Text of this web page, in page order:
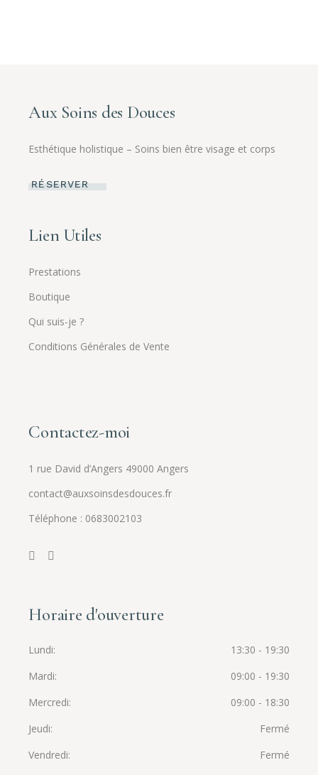
Aux Soins des Douces
Esthétique holistique – Soins bien être visage et corps
RÉSERVER
Lien Utiles
Prestations
Boutique
Qui suis-je ?
Conditions Générales de Vente
Contactez-moi
1 rue David d’Angers 49000 Angers
contact@auxsoinsdesdouces.fr
Téléphone : 0683002103
Horaire d'ouverture
Lundi
13:30 - 19:30
Mardi
09:00 - 19:30
Mercredi
09:00 - 18:30
Jeudi
Fermé
Vendredi
Fermé